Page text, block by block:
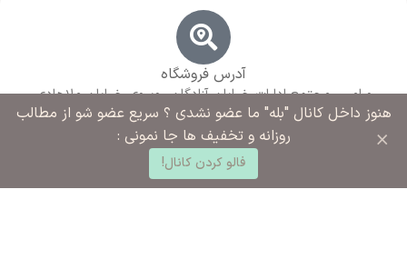
آدرس فروشگاه
ورامین مجتمع ادارات خیابان آزادگان روبروی خیابان ملاهادی
سبزواری نبش کوچه شهید رضایی
هنوز داخل کانال "بله" ما عضو نشدی ؟ سریع عضو شو از مطالب
روزانه و تخفیف ها جا نمونی :
فالو کردن کانال!
×